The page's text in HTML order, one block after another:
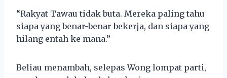
“Rakyat Tawau tidak buta. Mereka paling tahu
siapa yang benar-benar bekerja, dan siapa yang
hilang entah ke mana.”
Beliau menambah, selepas Wong lompat parti,